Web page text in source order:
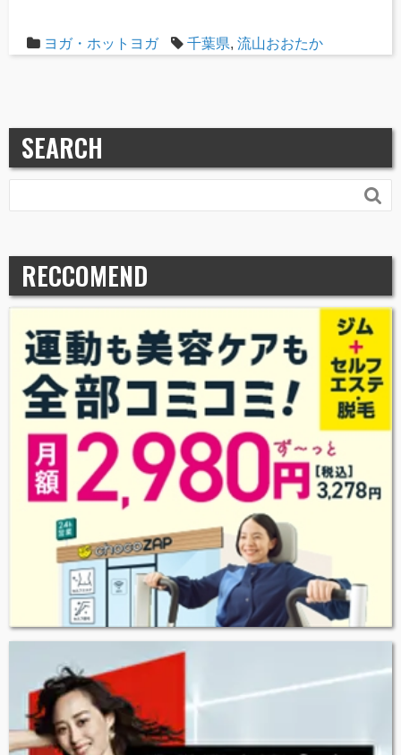
ヨガ・ホットヨガ 千葉県, 流山おおたか
SEARCH

RECCOMEND